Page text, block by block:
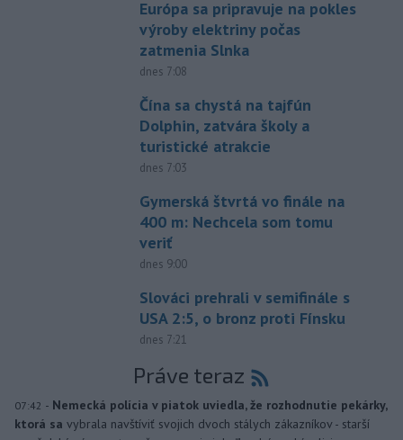
Európa sa pripravuje na pokles
výroby elektriny počas
zatmenia Slnka
dnes 7:08
Čína sa chystá na tajfún
Dolphin, zatvára školy a
turistické atrakcie
dnes 7:03
Gymerská štvrtá vo finále na
400 m: Nechcela som tomu
veriť
dnes 9:00
Slováci prehrali v semifinále s
USA 2:5, o bronz proti Fínsku
dnes 7:21
Práve teraz
07:42 - Nemecká polícia v piatok uviedla, že rozhodnutie pekárky,
ktorá sa vybrala navštíviť svojich dvoch stálych zákazníkov - starší